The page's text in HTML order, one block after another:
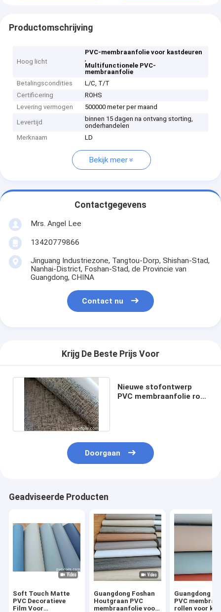
Productomschrijving
Hoog licht
PVC-membraanfolie voor kastdeuren
,
Multifunctionele PVC-
membraanfolie
Betalingscondities
L/C, T/T
Certificering
ROHS
Levering vermogen
500000 meter per maand
Levertijd
binnen 15 dagen na ontvang storting,
onderhandelen
Merknaam
LD
Bekijk meer
Contactgegevens
Mrs. Angel Lee
13420779866
Jinguang Industriezone, Tangtou-Dorp, Shishan-Stad,
Nanhai-District, Foshan-Stad, de Provincie van
Guangdong, CHINA
Contact nu
Krijg De Beste Prijs Voor
Nieuwe stofontwerp
PVC membraanfolie rol
Doorgaan
Geadviseerde Producten
Soft Touch Matte
PVC Decoratieve
Film Voor
Guangdong Foshan
Houtgraan PVC
membraanfolie voor
Guangdong
PVC
rollen voor